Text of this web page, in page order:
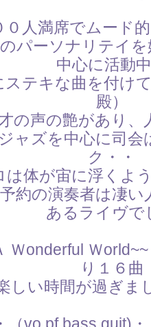
０人満席でムード
パーソナリテイ
中心に活動
ステキな曲を付け
殿）
の声の艶があり
ャズを中心に司
ク・・
は体が宙に浮くよ
約の演奏者は凄
あるライヴで
Ｗonderful Ｗ
り１６曲
しい時間が過ぎま